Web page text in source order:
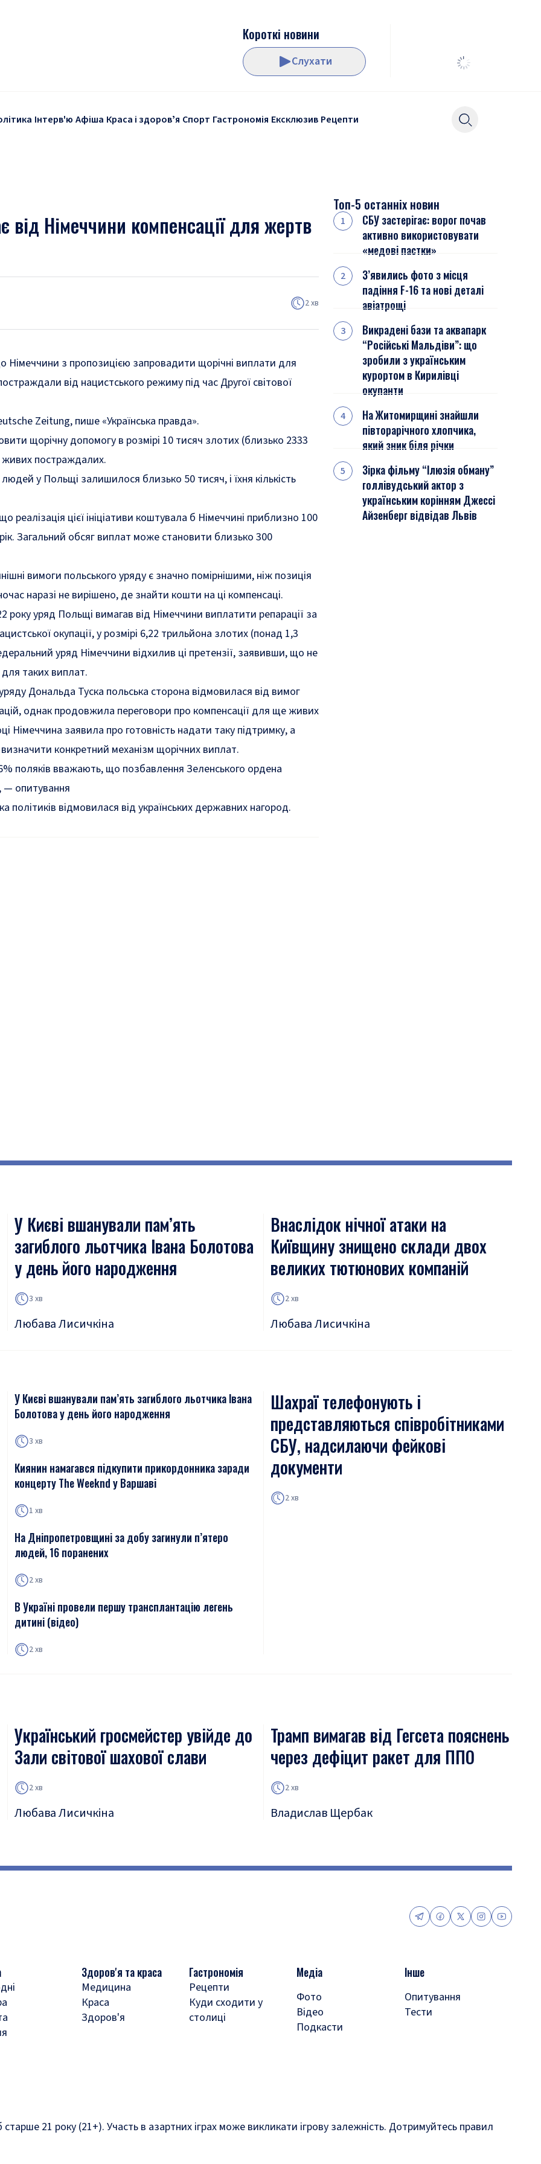
Короткі новини
Слухати
Інтерв'ю Афіша Краса і здоровʼя Спорт Гастрономія Ексклюзив Рецепти
від Німеччини компенсації для жертв
2 хв
Німеччини з пропозицією запровадити щорічні виплати для
від нацистського режиму під час Другої світової
Zeitung,пише «Українська правда».
щорічну допомогу в розмірі 10 тисяч злотих (близько 2333
живих постраждалих.
у Польщі залишилося близько 50 тисяч, і їхня кількість
реалізація цієї ініціативи коштувала б Німеччині приблизно 100
Загальний обсяг виплат може становити близько 300
вимоги польського уряду є значно помірнішими, ніж позиція
наразі не вирішено, де знайти кошти на ці компенсаці.
року уряд Польщі вимагав від Німеччини виплатити репарації за
окупації, у розмірі 6,22 трильйона злотих (понад 1,3
уряд Німеччини відхилив ці претензії, заявивши, що не
таких виплат.
Дональда Туска польська сторона відмовилася від вимог
однак продовжила переговори про компенсації для ще живих
Німеччина заявила про готовність надати таку підтримку, а
конкретний механізм щорічних виплат.
поляків вважають, що позбавлення Зеленського ордена
— опитування
політиків відмовилася від українських державних нагород.
Топ-5 останніх новин
СБУ застерігає: ворог почав
активно використовувати
«медові пастки»
З’явились фото з місця
падіння F-16 та нові деталі
авіатрощі
Викрадені бази та аквапарк
“Російські Мальдіви”: що
зробили з українським
курортом в Кирилівці
окупанти
На Житомирщині знайшли
півторарічного хлопчика,
який зник біля річки
Зірка фільму “Ілюзія обману”
голлівудський актор з
українським корінням Джессі
Айзенберг відвідав Львів
У Києві вшанували пам’ять
загиблого льотчика Івана Болотова
у день його народження
3 хв
Любава Лисичкіна
Внаслідок нічної атаки на
Київщину знищено склади двох
великих тютюнових компаній
2 хв
Любава Лисичкіна
У Києві вшанували пам’ять загиблого льотчика Івана
Болотова у день його народження
3 хв
Киянин намагався підкупити прикордонника заради
концерту The Weeknd у Варшаві
1 хв
На Дніпропетровщині за добу загинули п’ятеро
людей, 16 поранених
2 хв
В Україні провели першу трансплантацію легень
дитині (відео)
2 хв
Шахраї телефонують і
представляються співробітниками
СБУ, надсилаючи фейкові
документи
2 хв
Український гросмейстер увійде до
Зали світової шахової слави
2 хв
Любава Лисичкіна
Трамп вимагав від Гегсета пояснень
через дефіцит ракет для ППО
2 хв
Владислав Щербак
Здоров'я та краса
Медицина
Краса
Здоров'я
Гастрономія
Рецепти
Куди сходити у
столиці
Медіа
Фото
Відео
Подкасти
Інше
Опитування
Тести
21 року (21+). Участь в азартних іграх може викликати ігрову залежність. Дотримуйтесь правил